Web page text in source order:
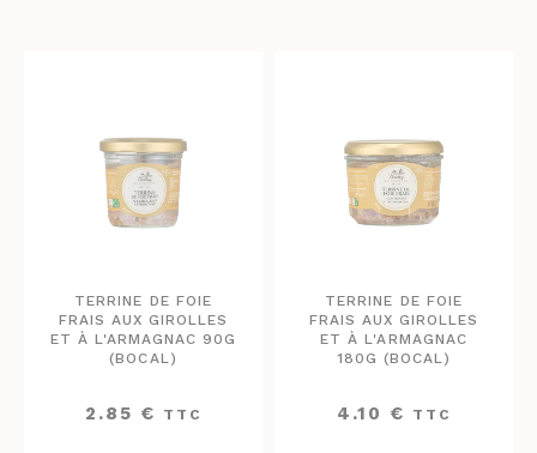
TERRINE DE FOIE
FRAIS AUX GIROLLES
ET À L'ARMAGNAC 90G
(BOCAL)
2.85 € TTC
TERRINE DE FOIE
FRAIS AUX GIROLLES
ET À L'ARMAGNAC
180G (BOCAL)
4.10 € TTC